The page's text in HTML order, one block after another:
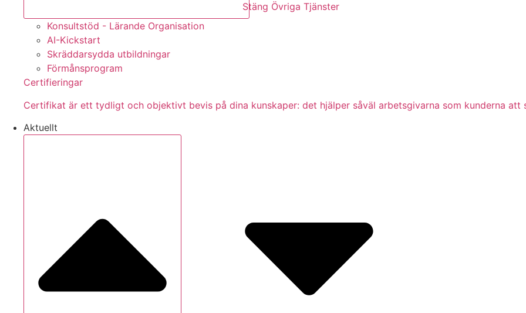
Stäng Övriga Tjänster
Konsultstöd - Lärande Organisation
AI-Kickstart
Skräddarsydda utbildningar
Förmånsprogram
Certifieringar
Certifikat är ett tydligt och objektivt bevis på dina kunskaper: det hjälper såväl arbetsgivarna som kunderna att
Aktuellt